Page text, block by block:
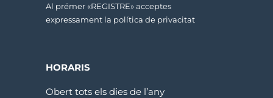
Al prémer «REGISTRE» acceptes
expressament la política de privacitat
HORARIS
Obert tots els dies de l’any